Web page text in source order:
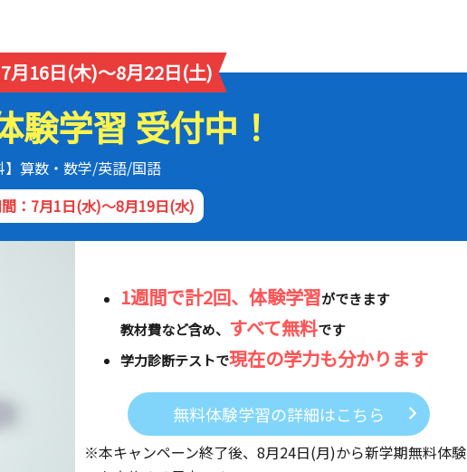
月16日(木)～8月22日(土)
験学習 受付中！
】算数・数学/英語/国語
：7月1日(水)～8月19日(水)
1週間で計2回、体験学習ができます
教材費など含め、 すべて無料です
学力診断テストで現在の学力も分かります
無料体験学習の詳細はこちら
※本キャンペーン終了後、 8月24日(月)から新学期無料体験